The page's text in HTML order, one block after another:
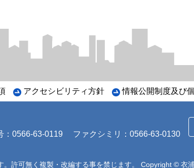
アクセシビリティ方針 情報公開制度及び
：0566-63-0119 ファクシミリ：0566-63-0130
許可無く複製・改編する事を禁じます。 Copyright © 衣